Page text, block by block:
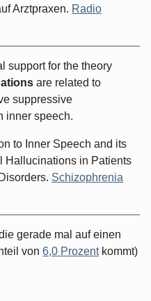
Arztpraxen. Radio
support for the theory
are related to
suppressive
inner speech.
to Inner Speech and its
Hallucinations in Patients
Schizophrenia
gerade mal auf einen
von 6,0 Prozentkommt)